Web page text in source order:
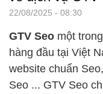
22/08/2025 - 08:30
GTV Seo một
hàng đầu tại Việt
website chuẩn
Seo ... GTV Seo